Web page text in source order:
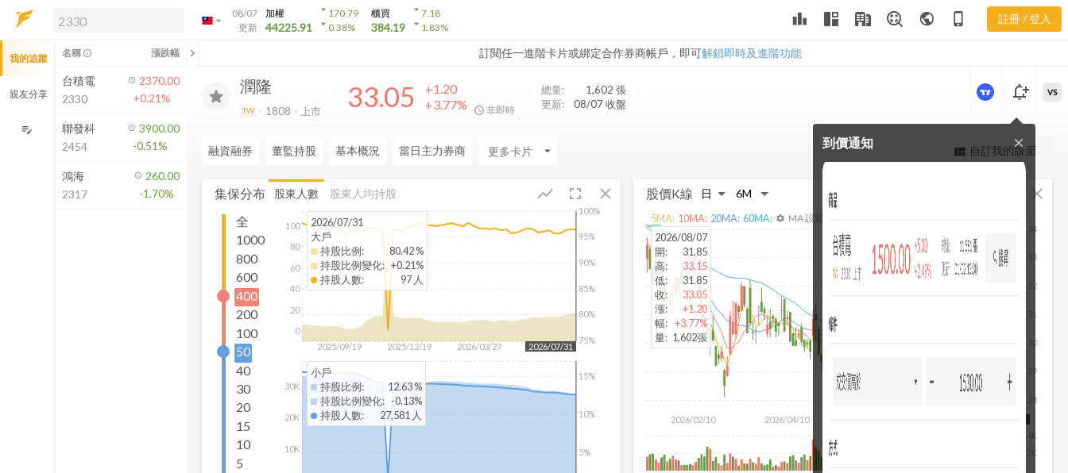
arrow_drop_down
08/07
更新
加權
44225.91
arrow_drop_down170.79
arrow_drop_down0.38%
櫃買
384.19
arrow_drop_down7.18
arrow_drop_down1.83% leaderboard public phone_iphone 註冊 / 登入
訂閱任一進階卡片或綁定合作券商帳戶，即可解鎖即時及進階功能
解鎖即時行情及進階功能
方案」，即可解鎖以下功能：
即時行情
即時市況與排行
成交金額熱力圖
前往方案訂閱
如何綁定合作券商
布
潤隆
TW 1808 上市 33.05
+1.20
+3.77%
非即時
總量: 1,602 張
更新:
08/07 收盤
更強大的進階價量圖表
notification_add
到價通知 close
VS
融資融券 董監持股 基本概況 當日主力券商 arrow_drop_down view_quilt 自訂我的版面
集保分布 fullscreen close
股東人數 股東人均持股 show_chart
5
10
15
20
30
40
50
100
200
400
600
800
1000
全
2025/09/19 2025/12/19 2026/03/27 2026/06/26
100%
95%
90%
85%
80%
75%
100
80
60
40
20
0
2026/07/31
2026/07/31
大戶
持股比例:
80.42 %
持股比例變化: +0.21%
持股人數: 97 人
15%
10%
5%
30K
20K
10K
小戶
持股比例:
12.63 %
持股比例變化: -0.13%
持股人數: 27,581 人
股價K線 close
2026/02/10 2026/04/10
28
29
30
31
32
33
34
2026/08/07
2K
4K
2026/08/07
開:
31.85
高:
33.15
低:
31.85
收:
33.05
漲:
+1.20
幅: +3.77%
量: 1,602張
5MA: 10MA: 20MA: 60MA: settings MA 設定
我的追蹤
親友分享
edit_note
名稱 info_outline 漲跌幅 chevron_left
台積電
2330
2370.00
+0.21%
聯發科
2454
3900.00
-0.51%
鴻海
2317
260.00
-1.70%